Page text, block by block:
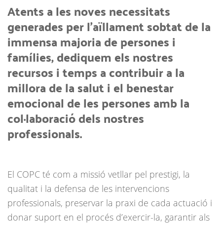
Atents a les noves necessitats
generades per l’aïllament sobtat de la
immensa majoria de persones i
famílies, dediquem els nostres
recursos i temps a contribuir a la
millora de la salut i el benestar
emocional de les persones amb la
col·laboració dels nostres
professionals.
El COPC té com a missió vetllar pel prestigi, la
qualitat i la defensa de les intervencions
professionals, preservar la praxi de cada actuació i
donar suport en el procés d’exercir-la, garantir als